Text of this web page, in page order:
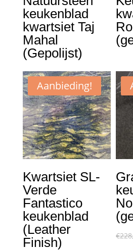
keukenblad
kwartsiet Taj
Mahal
(Gepolijst)
Aanbieding!
Kwartsiet SL-
Verde
Fantastico
keukenblad
(Leather
Finish)
€